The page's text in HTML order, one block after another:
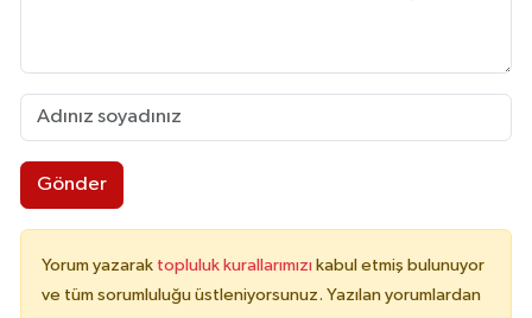
Gönder
Yorum yazarak topluluk kurallarımızı kabul etmiş bulunuyor
ve tüm sorumluluğu üstleniyorsunuz. Yazılan yorumlardan